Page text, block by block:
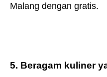
Malang dengan gratis.
5. Beragam kuliner